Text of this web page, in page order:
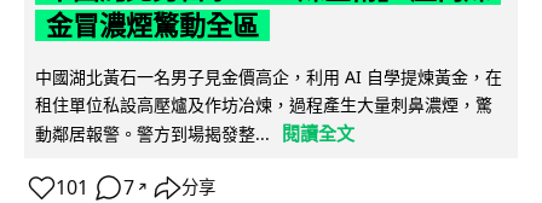
金冒濃煙驚動全區
中國湖北黃石一名男子見金價高企，利用 AI 自學提煉黃金，在
租住單位私設高壓爐及作坊冶煉，過程產生大量刺鼻濃煙，驚
動鄰居報警。警方到場揭發整...
閱讀全文
101 7 ↗ 分享